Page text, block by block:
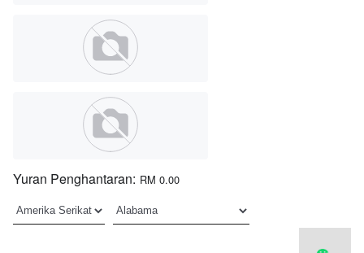
Yuran Penghantaran: RM 0.00